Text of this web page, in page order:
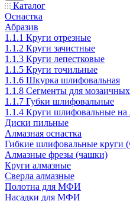
Каталог
Оснастка
Абразив
1.1.1 Круги отрезные
1.1.2 Круги зачистные
1.1.3 Круги лепестковые
1.1.5 Круги точильные
1.1.6 Шкурка шлифовальная
1.1.8 Сегменты для
1.1.7 Губки шлифовальные
1.1.4 Круги шлифовальные на
Диски пильные
Алмазная оснастка
Гибкие шлифовальные круги
Алмазные фрезы (чашки)
Круги алмазные
Сверла алмазные
Полотна для МФИ
Насадки для МФИ